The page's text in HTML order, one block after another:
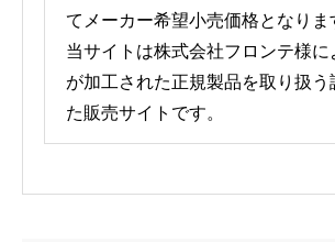
てメーカー希望小売価格となりま
当サイトは株式会社フロンテ様に
が加工された正規製品を取り扱う
た販売サイトです。